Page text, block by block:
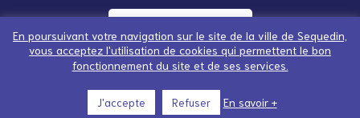
En poursuivant votre navigation sur le site de la ville de Sequedin,
vous acceptez l'utilisation de cookies qui permettent le bon
fonctionnement du site et de ses services.
J'accepte Refuser En savoir +